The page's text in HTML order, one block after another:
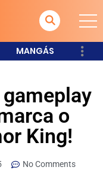
MANGÁS
gameplay
o
King!
No Comments